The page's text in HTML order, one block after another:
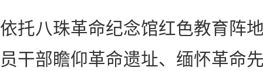
依托八珠革命纪念馆红色教育阵
员干部瞻仰革命遗址、缅怀革命